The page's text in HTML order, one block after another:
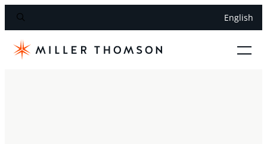
English